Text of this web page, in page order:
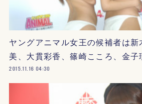
ヤングアニマル女王の候補者は新
美、大貫彩香、篠崎こころ、金
2015.11.16 04:30